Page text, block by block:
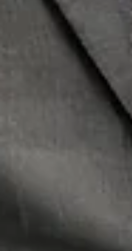
Karriere Coaching Linz: Supervision
und Coaching in Linz – Mehr Erfolg,